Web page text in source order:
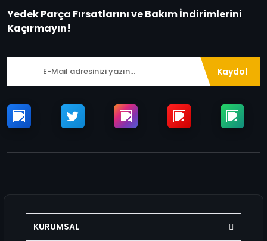
Yedek Parça Fırsatlarını ve Bakım İndirimlerini
Kaçırmayın!
Kaydol
KURUMSAL